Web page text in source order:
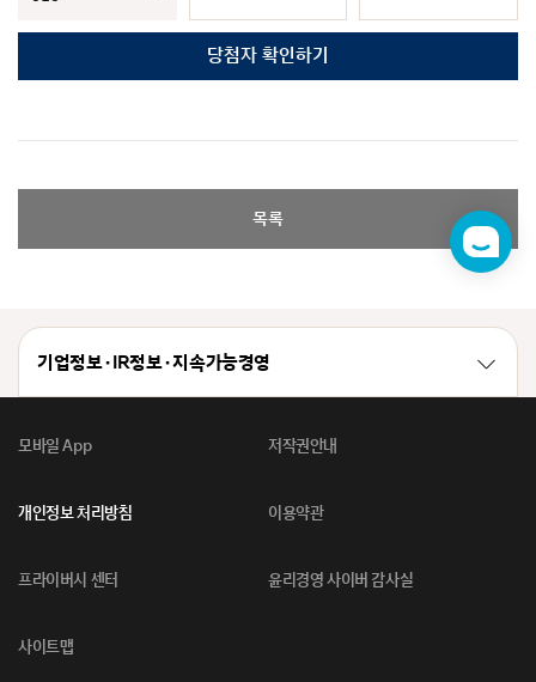
당첨자 확인하기
목록
챗
봇
기업정보 · IR정보 · 지속가능경영
모바일 App 저작권안내
개인정보 처리방침 이용약관
프라이버시 센터 윤리경영 사이버 감사실
사이트맵